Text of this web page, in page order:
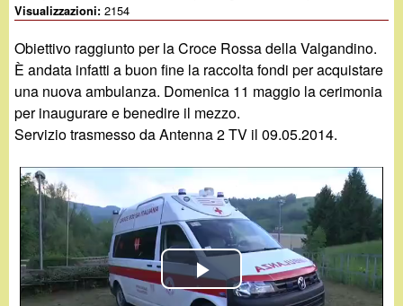
.
g
a
d
n
i
r
i
c
e
r
c
a
Visualizzazioni:2154
Obiettivo raggiunto per la Croce Rossa della Valgandino.
È andata infatti a buon fine la raccolta fondi per acquistare
una nuova ambulanza. Domenica 11 maggio la cerimonia
per inaugurare e benedire il mezzo.
Servizio trasmesso da Antenna 2 TV il 09.05.2014.
P